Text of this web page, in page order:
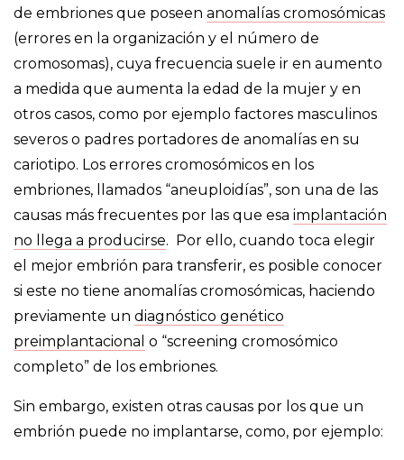
de embriones que poseen anomalías cromosómicas
(errores en la organización y el número de
cromosomas), cuya frecuencia suele ir en aumento
a medida que aumenta la edad de la mujer y en
otros casos, como por ejemplo factores masculinos
severos o padres portadores de anomalías en su
cariotipo. Los errores cromosómicos en los
embriones, llamados “aneuploidías”, son una de las
causas más frecuentes por las que esa implantación
no llega a producirse. Por ello, cuando toca elegir
el mejor embrión para transferir, es posible conocer
si este no tiene anomalías cromosómicas, haciendo
previamente un diagnóstico genético
preimplantacional o “screening cromosómico
completo” de los embriones.
Sin embargo, existen otras causas por los que un
embrión puede no implantarse, como, por ejemplo: